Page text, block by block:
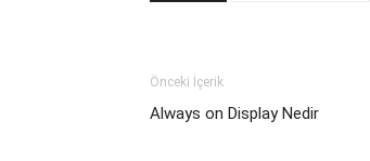
Önceki İçerik
Always on Display Nedir